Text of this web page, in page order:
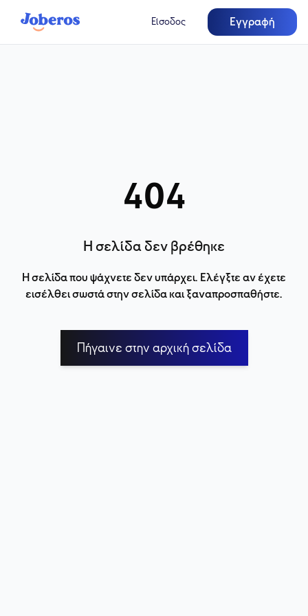
Είσοδος Εγγραφή
404
Η σελίδα δεν βρέθηκε
Η σελίδα που ψάχνετε δεν υπάρχει. Ελέγξτε αν έχετε
εισέλθει σωστά στην σελίδα και ξαναπροσπαθήστε.
Πήγαινε στην αρχική σελίδα